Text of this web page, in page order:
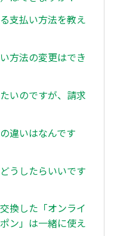
支払い方法を教え
方法の変更はでき
いのですが、請求
違いはなんです
うしたらいいです
換した「オンライ
ン」は一緒に使え